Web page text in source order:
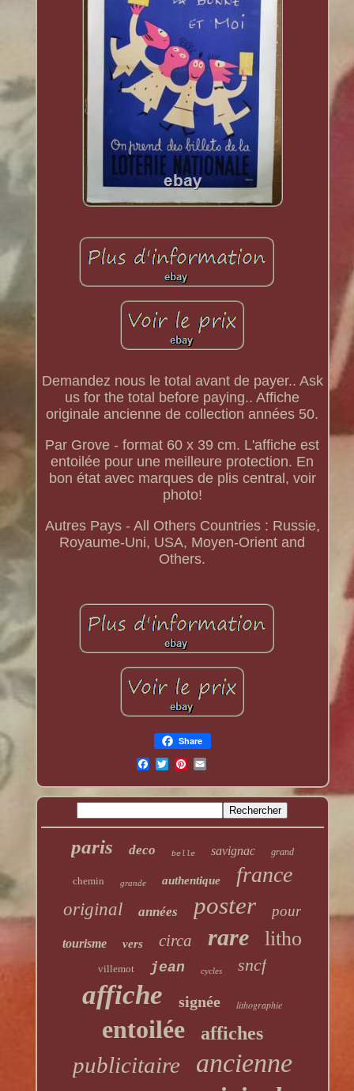
Demandez nous le total avant de payer.. Ask
us for the total before paying.. Affiche
originale ancienne de collection années 50.
Par Grove - format 60 x 39 cm. L'affiche est
entoilée pour une meilleure protection. En
bon état avec marques de plis central, voir
photo!
Autres Pays - All Others Countries : Russie,
Royaume-Uni, USA, Moyen-Orient and
Others.
Share
paris deco belle savignac grand
chemin grande authentique france
original années poster pour
tourisme vers circa rare litho
villemot jean cycles sncf
affiche signée lithographie
entoilée affiches
publicitaire ancienne